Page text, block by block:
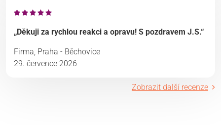
„Děkuji za rychlou reakci a opravu! S pozdravem J.S.“
Firma, Praha - Běchovice
29. července 2026
Zobrazit další recenze